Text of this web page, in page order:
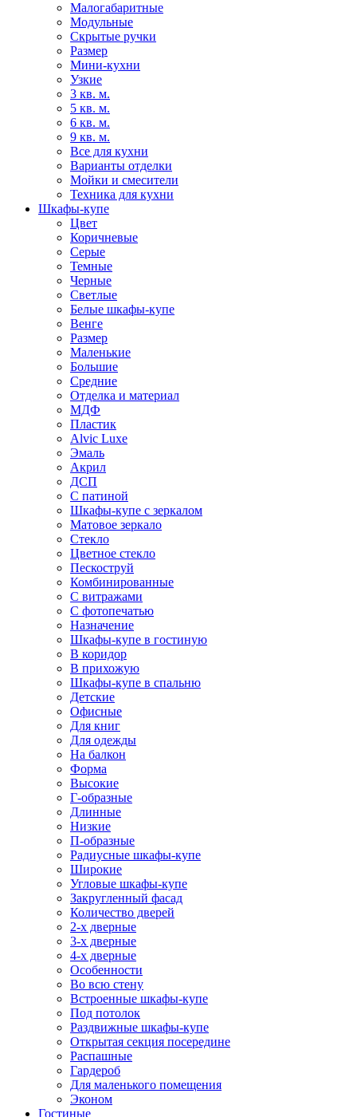
Малогабаритные
Модульные
Скрытые ручки
Размер
Мини-кухни
Узкие
3 кв. м.
5 кв. м.
6 кв. м.
9 кв. м.
Все для кухни
Варианты отделки
Мойки и смесители
Техника для кухни
Шкафы-купе
Цвет
Коричневые
Серые
Темные
Черные
Светлые
Белые шкафы-купе
Венге
Размер
Маленькие
Большие
Средние
Отделка и материал
МДФ
Пластик
Alvic Luxe
Эмаль
Акрил
ДСП
С патиной
Шкафы-купе с зеркалом
Матовое зеркало
Стекло
Цветное стекло
Пескоструй
Комбинированные
С витражами
С фотопечатью
Назначение
Шкафы-купе в гостиную
В коридор
В прихожую
Шкафы-купе в спальню
Детские
Офисные
Для книг
Для одежды
На балкон
Форма
Высокие
Г-образные
Длинные
Низкие
П-образные
Радиусные шкафы-купе
Широкие
Угловые шкафы-купе
Закругленный фасад
Количество дверей
2-х дверные
3-х дверные
4-х дверные
Особенности
Во всю стену
Встроенные шкафы-купе
Под потолок
Раздвижные шкафы-купе
Открытая секция посередине
Распашные
Гардероб
Для маленького помещения
Эконом
Гостиные